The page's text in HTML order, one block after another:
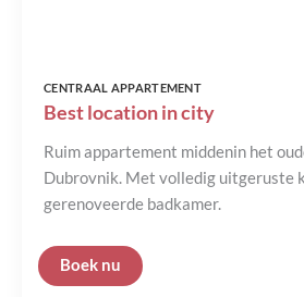
CENTRAAL APPARTEMENT
Best location in city
Ruim appartement middenin het
Dubrovnik. Met volledig uitgeruste
gerenoveerde badkamer.